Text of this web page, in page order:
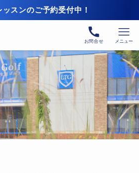
スンのご予約受付中！
お問合せ メニュー